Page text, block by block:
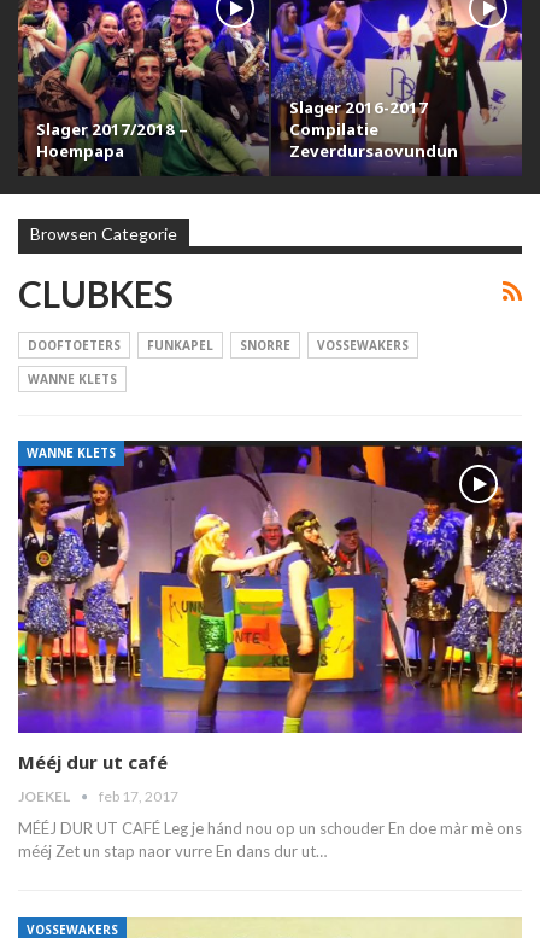
Slager 2017/2018 –
Hoempapa
Slager 2016-2017
Compilatie
Zeverdursaovundun
Browsen Categorie
CLUBKES
DOOFTOETERS FUNKAPEL SNORRE
VOSSEWAKERS
WANNE KLETS
WANNE KLETS
Mééj dur ut café
JOEKEL feb 17, 2017
MÉÉJ DUR UT CAFÉ Leg je hánd nou op un schouder En doe màr mè ons
mééj Zet un stap naor vurre En dans dur ut…
VOSSEWAKERS